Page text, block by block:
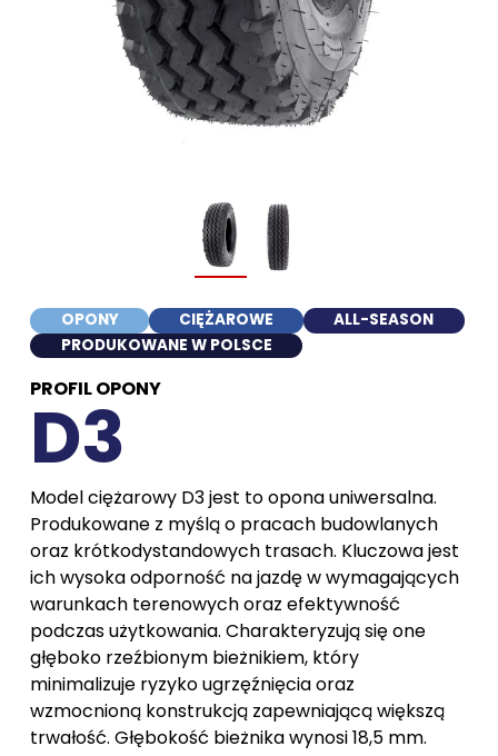
OPONY CIĘŻAROWE
ALL-SEASON
PRODUKOWANE W POLSCE
PROFIL OPONY
D3
Model ciężarowy D3 jest to opona uniwersalna.
Produkowane z myślą o pracach budowlanych
oraz krótkodystandowych trasach. Kluczowa jest
ich wysoka odporność na jazdę w wymagających
warunkach terenowych oraz efektywność
podczas użytkowania. Charakteryzują się one
głęboko rzeźbionym bieżnikiem, który
minimalizuje ryzyko ugrzęźnięcia oraz
wzmocnioną konstrukcją zapewniającą większą
trwałość. Głębokość bieżnika wynosi 18,5 mm.